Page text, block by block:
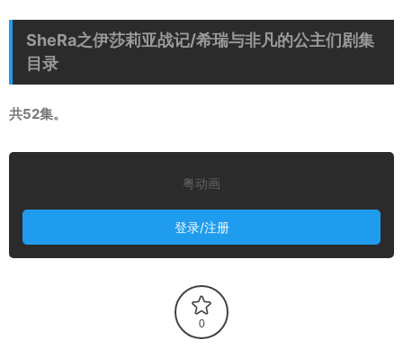
SheRa之伊莎莉亚战记/希瑞与非凡的公主们剧集
目录
共52集。
粤动画
登录/注册
0